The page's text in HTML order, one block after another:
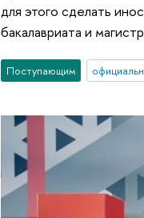
для этого сделать
бакалавриата и
Поступающим